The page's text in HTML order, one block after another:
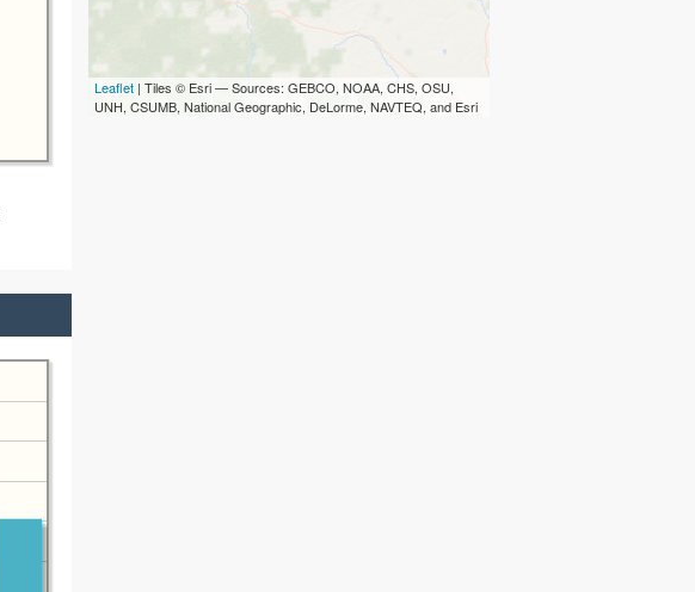
Leaflet | Tiles © Esri — Sources: GEBCO, NOAA, CHS, OSU,
UNH, CSUMB, National Geographic, DeLorme, NAVTEQ, and Esri